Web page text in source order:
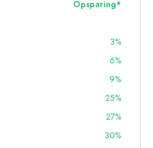
Opsparing*
3%
6%
9%
25%
27%
30%